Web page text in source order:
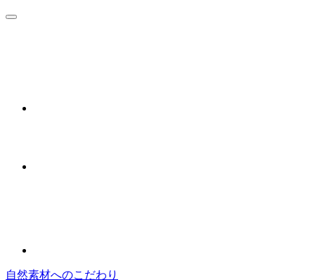
自然素材へのこだわり